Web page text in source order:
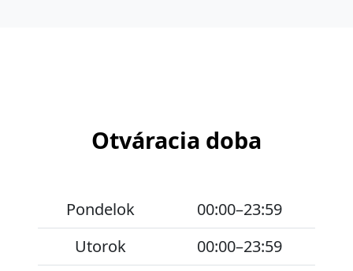
Otváracia doba
Pondelok
00:00–23:59
Utorok
00:00–23:59